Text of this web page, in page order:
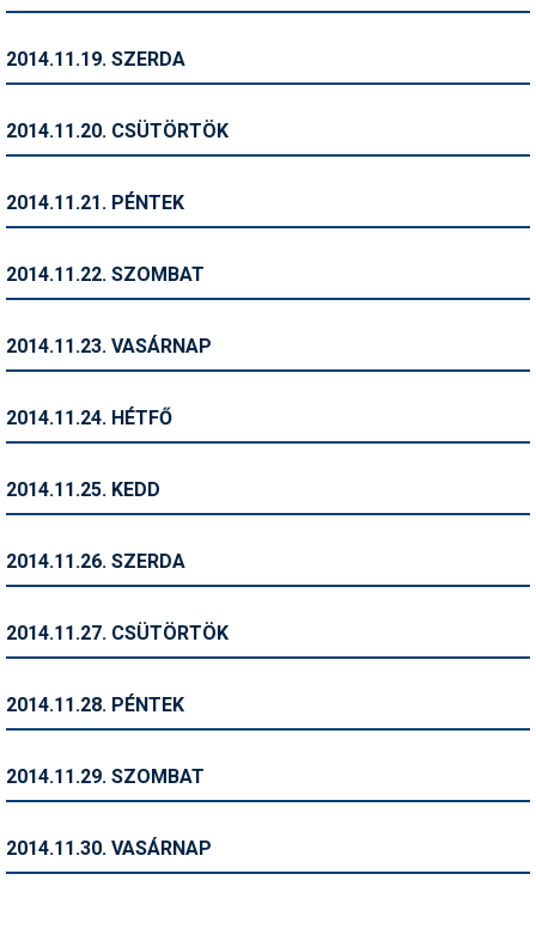
Snowboard
Szakértők
Telemark
Történelem
Utazási tippek
2014.11.19. SZERDA
2014.11.20. CSÜTÖRTÖK
2014.11.21. PÉNTEK
2014.11.22. SZOMBAT
2014.11.23. VASÁRNAP
2014.11.24. HÉTFŐ
2014.11.25. KEDD
2014.11.26. SZERDA
2014.11.27. CSÜTÖRTÖK
2014.11.28. PÉNTEK
2014.11.29. SZOMBAT
2014.11.30. VASÁRNAP